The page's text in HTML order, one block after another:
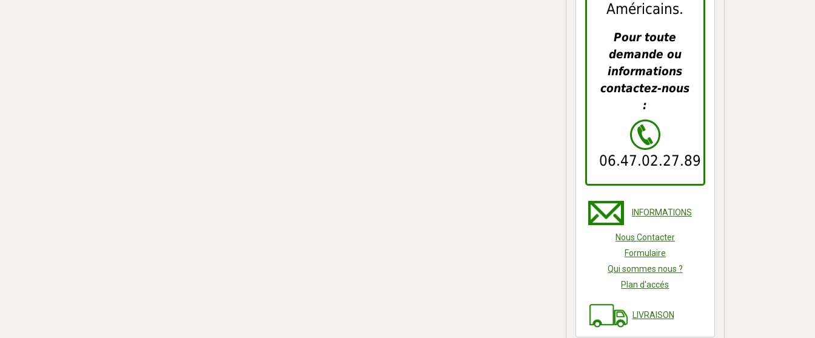
Américains.
Pour toute
demande ou
informations
contactez-nous
:
06.47.02.27.89
INFORMATIONS
Nous Contacter
Formulaire
Qui sommes nous ?
Plan d'accés
LIVRAISON